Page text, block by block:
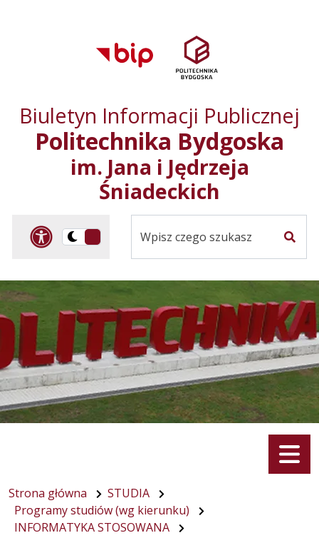
głównego menu
serwisu
Biuletyn Informacji Publicznej
Politechnika Bydgoska
im. Jana i Jędrzeja
Śniadeckich
Panel dostosowania
Przelącz
kontrastowa
Menu
Strona główna
STUDIA
Programy studiów (wg kierunku)
INFORMATYKA STOSOWANA